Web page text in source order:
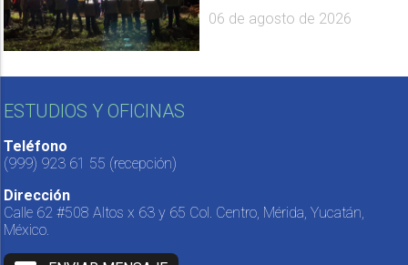
06 de agosto de 2026
ESTUDIOS Y OFICINAS
Teléfono
(999) 923 61 55 (recepción)
Dirección
Calle 62 #508 Altos x 63 y 65 Col. Centro, Mérida, Yucatán,
México.